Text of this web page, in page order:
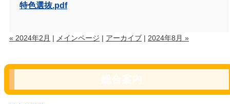
特色選抜.pdf
« 2024年2月 | メインページ | アーカイブ | 2024年8月 »